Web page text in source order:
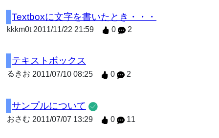
Textboxに文字を書いたとき・・・
kkkm0t 2011/11/22 21:59 0 2
テキストボックス
るきお 2011/07/10 08:25 0 2
サンプルについて
おさむ 2011/07/07 13:29 0 11